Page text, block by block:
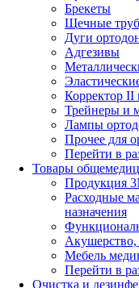
Брекеты
Щечные
Дуги
Адгезивы
Корректор II
Трейнеры и
Лампы
Прочее для
Перейти в
Товары
Продукция
Расходные
назначения
Акушерство,
Мебель
Перейти в
Очистка и